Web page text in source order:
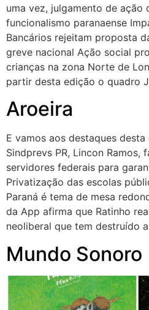
uma vez, julgamento de ação
funcionalismo paranaense
Bancários rejeitam proposta
greve nacional Ação social
crianças na zona Norte de
partir desta edição o quadro
Aroeira
E vamos aos destaques
Sindprevs PR, Lincon Ramos,
servidores federais para
Privatização das escolas
Paraná é tema de mesa
da App afirma que Ratinho
neoliberal que tem destruído
Mundo Sonoro